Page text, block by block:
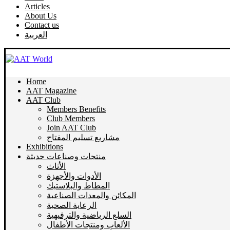
Articles
About Us
Contact us
العربية
Home
AAT Magazine
AAT Club
Members Benefits
Club Members
Join AAT Club
مشاريع تسليم المفتاح
Exhibitions
منتجات وصناعات حديثة
الأثاث
الأدوات والأجهزة
المطاط والبلاستيك
المكائن والمعدات الصناعية
الرعاية الصحية
السلع الرياضية والترفيهية
الألعاب ومنتجات الأطفال